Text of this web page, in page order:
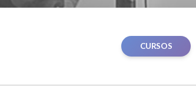
CURSOS